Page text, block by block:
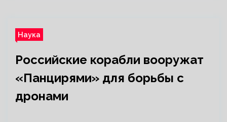
Наука
Российские корабли вооружат
«Панцирями» для борьбы с
дронами